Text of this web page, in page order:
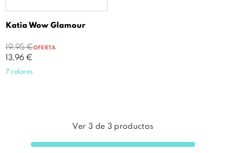
Katia Wow Glamour
Precio
base
19,95 €Precio
13,96 €
OFERTA
7 colores
Ver 3 de 3 productos